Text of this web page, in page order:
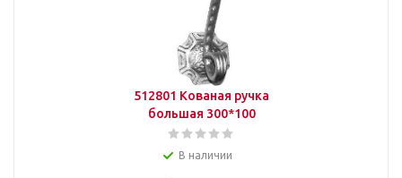
512801 Кованая ручка
большая 300*100
В наличии